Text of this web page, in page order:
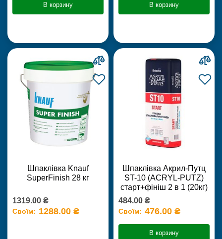
В корзину В корзину
Шпаклівка Knauf
SuperFinish 28 кг
1319.00 ₴
Своїм: 1288.00 ₴
Шпаклівка Акрил-Путц
ST-10 (ACRYL-PUTZ)
старт+фініш 2 в 1 (20кг)
484.00 ₴
Своїм: 476.00 ₴
В корзину